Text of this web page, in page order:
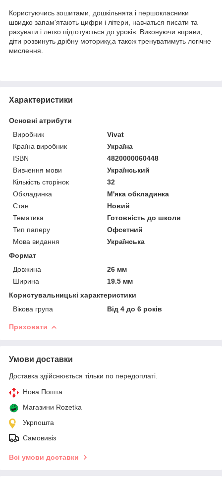
Користуючись зошитами, дошкільнята і першокласники
швидко запам'ятають цифри і літери, навчаться писати та
рахувати і легко підготуються до уроків. Виконуючи вправи,
діти розвинуть дрібну моторику,а також тренуватимуть логічне
мислення.
Характеристики
Основні атрибути
Виробник
Vivat
Країна виробник
Україна
ISBN
4820000060448
Вивчення мови
Український
Кількість сторінок
32
Обкладинка
М'яка обкладинка
Стан
Новий
Тематика
Готовність до школи
Тип паперу
Офсетний
Мова видання
Українська
Формат
Довжина
26 мм
Ширина
19.5 мм
Користувальницькі характеристики
Вікова група
Від 4 до 6 років
Приховати
Умови доставки
Доставка здійснюється тільки по передоплаті.
Нова Пошта
Магазини Rozetka
Укрпошта
Самовивіз
Всі умови доставки